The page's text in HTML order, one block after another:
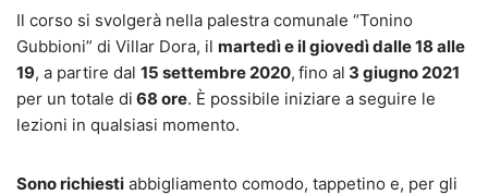
Il corso si svolgerà nella palestra comunale “Tonino
Gubbioni” di Villar Dora, il martedì e il giovedì dalle 18 alle
19, a partire dal 15 settembre 2020, fino al 3 giugno 2021
per un totale di 68 ore. È possibile iniziare a seguire le
lezioni in qualsiasi momento.
Sono richiesti abbigliamento comodo, tappetino e, per gli